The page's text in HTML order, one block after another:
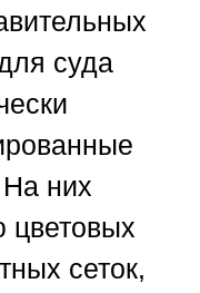
суда
На них
цветовых
сеток,